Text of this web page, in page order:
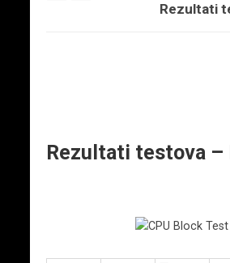
Rezultati
Rezultati testova –